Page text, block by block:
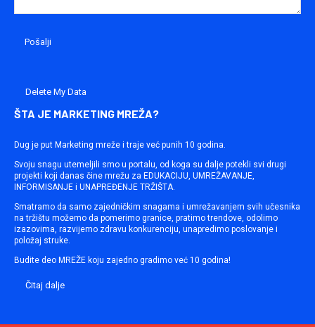
Delete My Data
ŠTA JE MARKETING MREŽA?
Dug je put Marketing mreže i traje već punih 10 godina.
Svoju snagu utemeljili smo u portalu, od koga su dalje potekli svi drugi
projekti koji danas čine mrežu za EDUKACIJU, UMREŽAVANJE,
INFORMISANJE i UNAPREĐENJE TRŽIŠTA.
Smatramo da samo zajedničkim snagama i umrežavanjem svih učesnika
na tržištu možemo da pomerimo granice, pratimo trendove, odolimo
izazovima, razvijemo zdravu konkurenciju, unapredimo poslovanje i
položaj struke.
Budite deo MREŽE koju zajedno gradimo već 10 godina!
Čitaj dalje